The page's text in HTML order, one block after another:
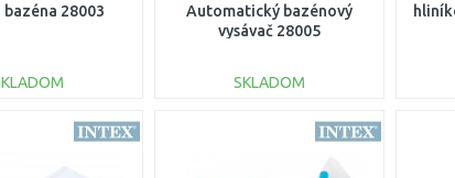
bazéna 28003
DO KOŠÍKA
Automatický bazénový
vysávač 28005
SKLADOM
DO KOŠÍKA